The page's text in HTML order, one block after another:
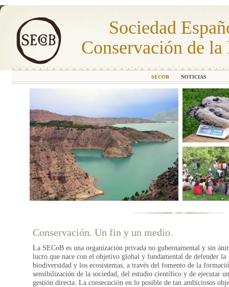
Sociedad
Conservación de
SECOB NOTICIAS
La SECoB es una organización privada no gubernamental y sin
lucro que nace con el objetivo global y fundamental de defender la
biodiversidad y los ecosistemas, a través del fomento de la
sensibilización de la sociedad, del estudio científico y de ejecutar
gestión directa. La consecución en lo posible de tan ambiciosos
Conservación. Un fin y un medio.